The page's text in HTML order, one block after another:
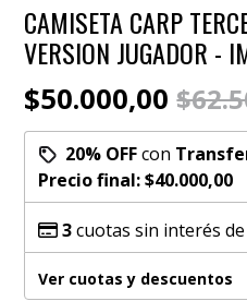
CAMISETA CARP
VERSION JUGADOR -
$50.000,00
20% OFFcon
Precio final:$40.000,00
3cuotas sin interés
Ver cuotas y descuentos